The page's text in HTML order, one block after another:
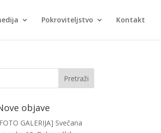
Pokroviteljstvo Kontakt
objave
GALERIJA] Svečana